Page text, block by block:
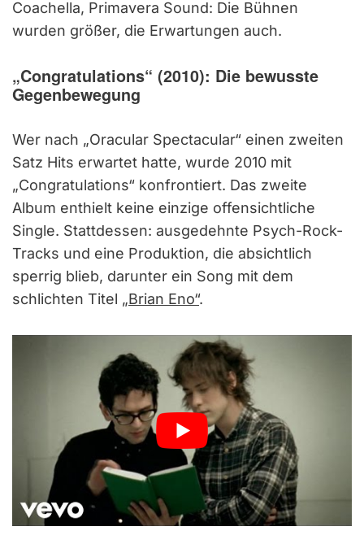
Coachella, Primavera Sound: Die Bühnen
wurden größer, die Erwartungen auch.
„Congratulations“ (2010): Die bewusste
Gegenbewegung
Wer nach „Oracular Spectacular“ einen zweiten
Satz Hits erwartet hatte, wurde 2010 mit
„Congratulations“ konfrontiert. Das zweite
Album enthielt keine einzige offensichtliche
Single. Stattdessen: ausgedehnte Psych-Rock-
Tracks und eine Produktion, die absichtlich
sperrig blieb, darunter ein Song mit dem
schlichten Titel „Brian Eno“.